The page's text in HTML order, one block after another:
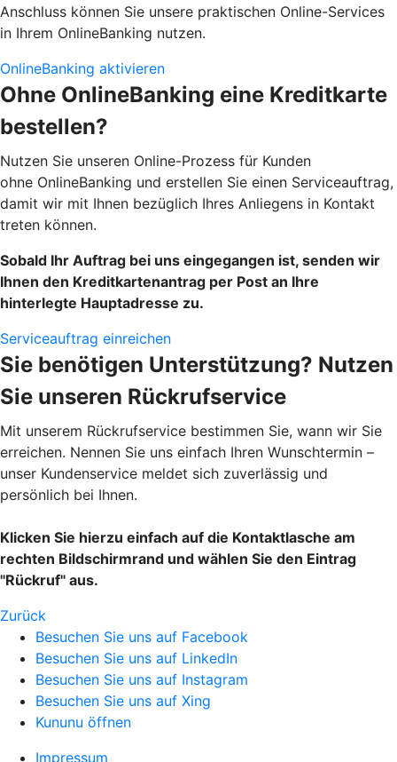
Anschluss können Sie unsere praktischen Online-Services
in Ihrem OnlineBanking nutzen.
OnlineBanking aktivieren
Ohne OnlineBanking eine Kreditkarte
bestellen?
Nutzen Sie unseren Online-Prozess für Kunden
ohne OnlineBanking und erstellen Sie einen Serviceauftrag,
damit wir mit Ihnen bezüglich Ihres Anliegens in Kontakt
treten können.
Sobald Ihr Auftrag bei uns eingegangen ist, senden wir
Ihnen den Kreditkartenantrag per Post an Ihre
hinterlegte Hauptadresse zu.
Serviceauftrag einreichen
Sie benötigen Unterstützung? Nutzen
Sie unseren Rückrufservice
Mit unserem Rückrufservice bestimmen Sie, wann wir Sie
erreichen. Nennen Sie uns einfach Ihren Wunschtermin –
unser Kundenservice meldet sich zuverlässig und
persönlich bei Ihnen.
Klicken Sie hierzu einfach auf die Kontaktlasche am
rechten Bildschirmrand und wählen Sie den Eintrag
"Rückruf" aus.
Zurück
Besuchen Sie uns auf Facebook
Besuchen Sie uns auf LinkedIn
Besuchen Sie uns auf Instagram
Besuchen Sie uns auf Xing
Kununu öffnen
Impressum